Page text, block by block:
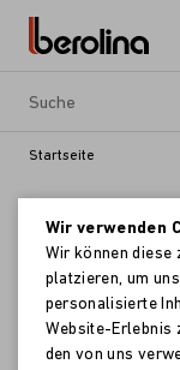
Startseite
Wir verwenden
Wir können diese
platzieren, um
personalisierte
Website-Erlebnis
den von uns